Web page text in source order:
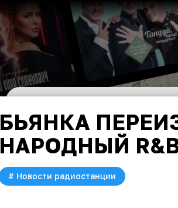
БЬЯНКА
НАРОДНЫЙ
# Новости радиостанции